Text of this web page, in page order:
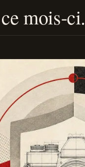
mois-ci.